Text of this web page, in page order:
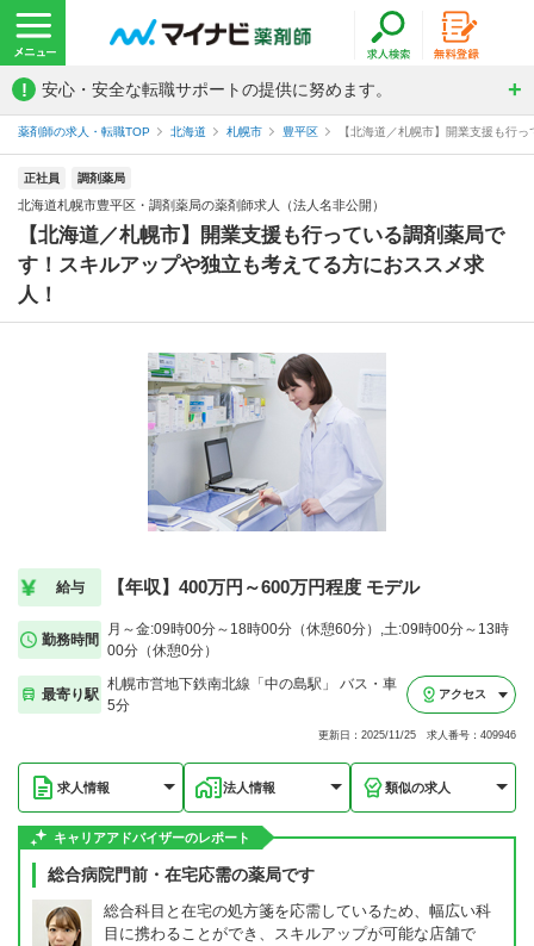
! 安心・安全な転職サポートの提供に努めます。
薬剤師の求人・転職TOP 北海道 札幌市 豊平区 【北海道／札幌市】開業支援も行
正社員 調剤薬局
北海道札幌市豊平区・調剤薬局の薬剤師求人（法人名非公開）
【北海道／札幌市】開業支援も行っている調剤薬局で
す！スキルアップや独立も考えてる方におススメ求
人！
給与 【年収】400万円～600万円程度 モデル
勤務時間
月～金:09時00分～18時00分（休憩60分）,土:09時00分～13時
00分（休憩0分）
最寄り駅
札幌市営地下鉄南北線「中の島駅」 バス・車
5分
アクセス
更新日：2025/11/25 求人番号：409946
求人情報 法人情報 類似の求人
キャリアアドバイザーのレポート
総合病院門前・在宅応需の薬局です
総合科目と在宅の処方箋を応需しているため、幅広い科
目に携わることができ、スキルアップが可能な店舗で